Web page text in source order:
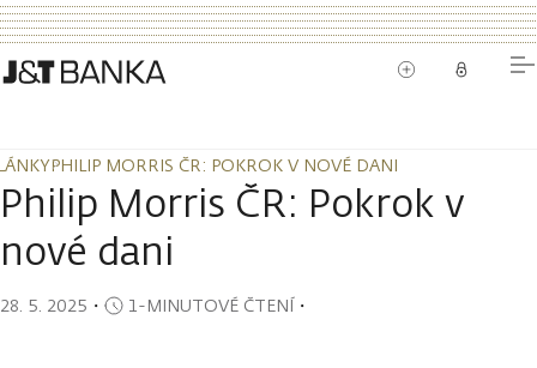
PHILIP MORRIS ČR: POKROK V NOVÉ DANI
PHILIP MORRIS ČR: POKROK V NOVÉ DANI
Philip Morris ČR: Pokrok v
nové dani
28. 5. 2025 ・ 1-MINUTOVÉ ČTENÍ・